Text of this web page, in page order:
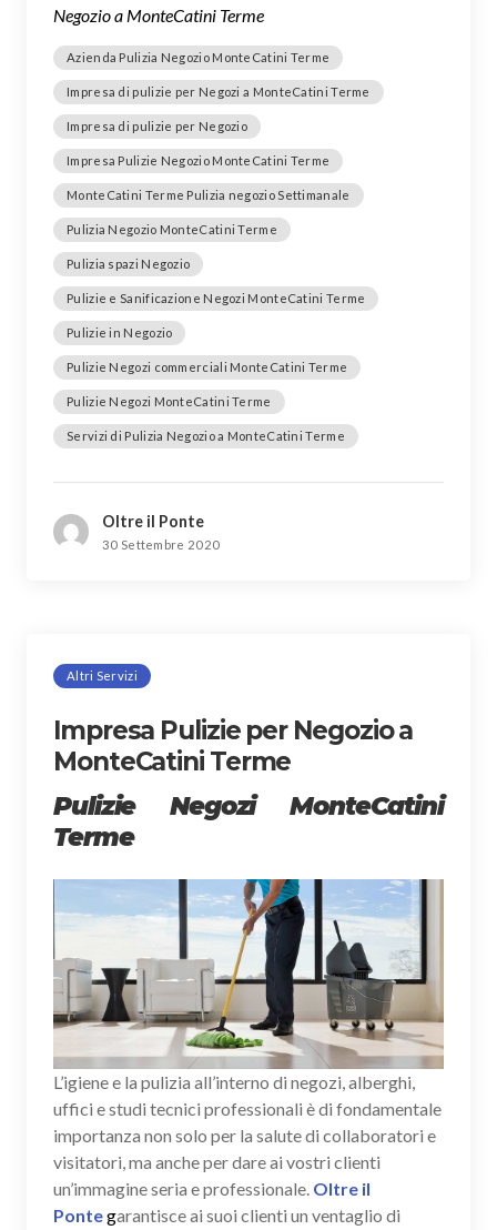
Negozio a MonteCatini Terme
Azienda Pulizia Negozio MonteCatini Terme
Impresa di pulizie per Negozi a MonteCatini Terme
Impresa di pulizie per Negozio
Impresa Pulizie Negozio MonteCatini Terme
MonteCatini Terme Pulizia negozio Settimanale
Pulizia Negozio MonteCatini Terme
Pulizia spazi Negozio
Pulizie e Sanificazione Negozi MonteCatini Terme
Pulizie in Negozio
Pulizie Negozi commerciali MonteCatini Terme
Pulizie Negozi MonteCatini Terme
Servizi di Pulizia Negozio a MonteCatini Terme
Oltre il Ponte
30 Settembre 2020
Altri Servizi
Impresa Pulizie per Negozio a
MonteCatini Terme
Pulizie Negozi MonteCatini
Terme
L’igiene e la pulizia all’interno di negozi, alberghi,
uffici e studi tecnici professionali è di fondamentale
importanza non solo per la salute di collaboratori e
visitatori, ma anche per dare ai vostri clienti
un’immagine seria e professionale. Oltre il
Pontegarantisce ai suoi clienti un ventaglio di